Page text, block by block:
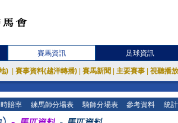
賽馬資訊 足球資訊
) 賽事資料(越洋轉播) 賽馬新聞 主要賽事 視聽播
賠率 練馬師分場表 騎師分場表 參考資料 統